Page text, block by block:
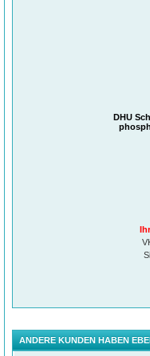
DHU
ANDERE KUNDEN HABEN